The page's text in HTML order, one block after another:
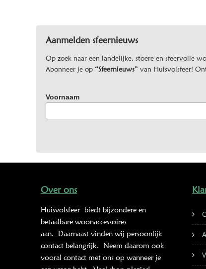
Aanmelden sfeernieuws
Op zoek naar een landelijke, stoere en sfeervolle
Abonneer je op “Sfeernieuws” van Huisvolsfeer!
Voornaam
Over ons
Huisvolsfeer biedt bijzondere en
betaalbare woonaccessoires
aan. Daarnaast vinden wij persoonlijk
contact belangrijk. Neem daarom ook
vooral contact met ons op wanneer je